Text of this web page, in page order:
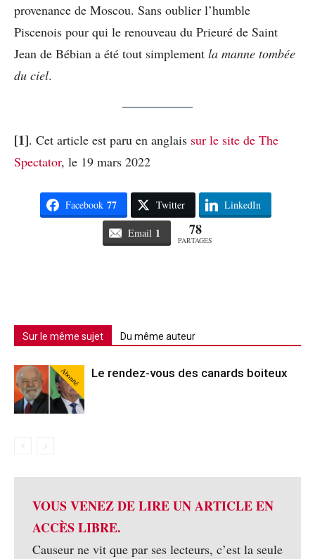
provenance de Moscou. Sans oublier l’humble
Piscenois pour qui le renouveau du Prieuré de Saint
Jean de Bébian a été tout simplement la manne tombée
du ciel.
[1]. Cet article est paru en anglais sur le site de The
Spectator, le 19 mars 2022
Facebook 77 Twitter LinkedIn
Email 1 78
PARTAGES
Sur le même sujet Du même auteur
Abonné Le rendez-vous des canards boiteux
VOUS VENEZ DE LIRE UN ARTICLE EN
ACCÈS LIBRE.
Causeur ne vit que par ses lecteurs, c’est la seule